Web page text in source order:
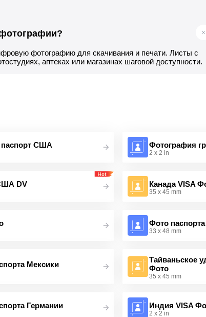
фотографию для скачивания и печати. Листы с
аптеках или магазинах шаговой доступности.
США Фотография
2 x 2 in
DV Канада VISA
35 x 45 mm
Фото паспорта
33 x 48 mm
Мексики
Тайваньское
Фото
35 x 45 mm
Германии Индия VISA
2 x 2 in